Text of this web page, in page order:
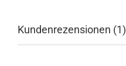
Kundenrezensionen (1)